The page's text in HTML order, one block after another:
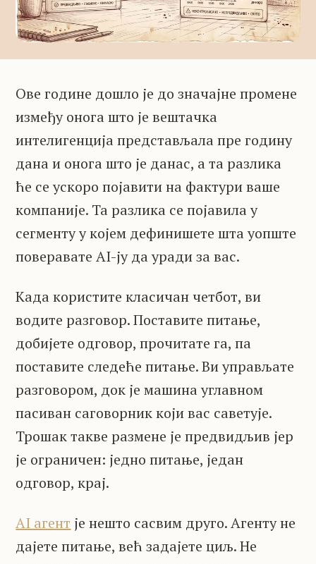
Ове године дошло је до значајне промене
између онога што је вештачка
интелигенција представљала пре годину
дана и онога што је данас, а та разлика
ће се ускоро појавити на фактури ваше
компаније. Та разлика се појавила у
сегменту у којем дефинишете шта уопште
поверавате AI-ју да уради за вас.
Када користите класичан четбот, ви
водите разговор. Поставите питање,
добијете одговор, прочитате га, па
поставите следеће питање. Ви управљате
разговором, док је машина углавном
пасиван саговорник који вас саветује.
Трошак такве размене је предвидљив јер
је ограничен: једно питање, један
одговор, крај.
AI агент је нешто сасвим друго. Агенту не
дајете питање, већ задајете циљ. Не